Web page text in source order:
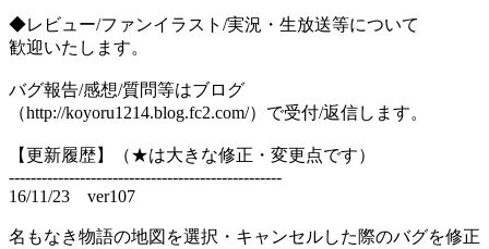
◆レビュー/ファンイラスト/実況・生放送等について
歓迎いたします。
バグ報告/感想/質問等はブログ
（http://koyoru1214.blog.fc2.com/）で受付/返信します。
【更新履歴】（★は大きな修正・変更点です）
--------------------------------------------------
16/11/23 ver107
名もなき物語の地図を選択・キャンセルした際のバグを修正